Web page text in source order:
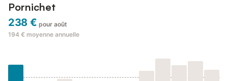
Pornichet
238 € pour août
194 € moyenne annuelle